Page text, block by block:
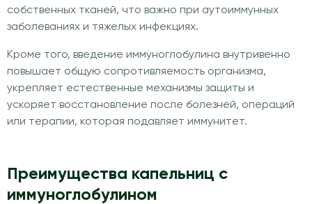
собственных тканей, что важно при аутоиммунных
заболеваниях и тяжелых инфекциях.
Кроме того, введение иммуноглобулина внутривенно
повышает общую сопротивляемость организма,
укрепляет естественные механизмы защиты и
ускоряет восстановление после болезней, операций
или терапии, которая подавляет иммунитет.
Преимущества капельниц с
иммуноглобулином